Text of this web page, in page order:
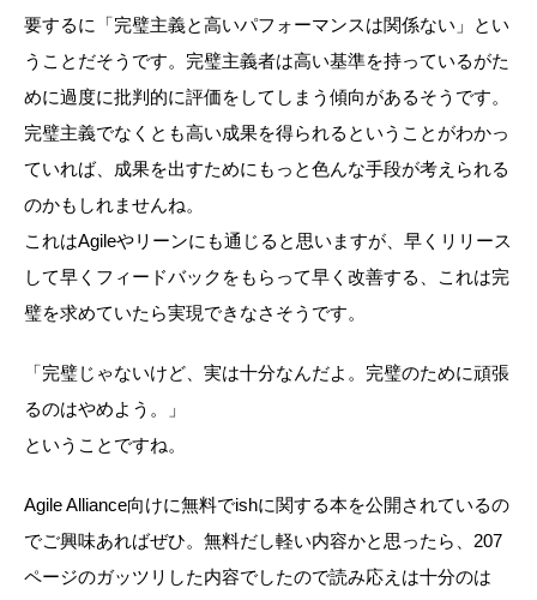
要するに「完璧主義と高いパフォーマンスは関係ない」とい
うことだそうです。完璧主義者は高い基準を持っているがた
めに過度に批判的に評価をしてしまう傾向があるそうです。
完璧主義でなくとも高い成果を得られるということがわかっ
ていれば、成果を出すためにもっと色んな手段が考えられる
のかもしれませんね。
これはAgileやリーンにも通じると思いますが、早くリリース
して早くフィードバックをもらって早く改善する、これは完
璧を求めていたら実現できなさそうです。
「完璧じゃないけど、実は十分なんだよ。完璧のために頑張
るのはやめよう。」
ということですね。
Agile Alliance向けに無料でishに関する本を公開されているの
でご興味あればぜひ。無料だし軽い内容かと思ったら、207
ページのガッツリした内容でしたので読み応えは十分のは